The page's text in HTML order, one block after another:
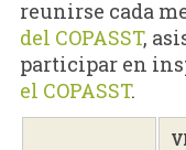
reunirse cada
del COPASST,
participar en
el COPASST.